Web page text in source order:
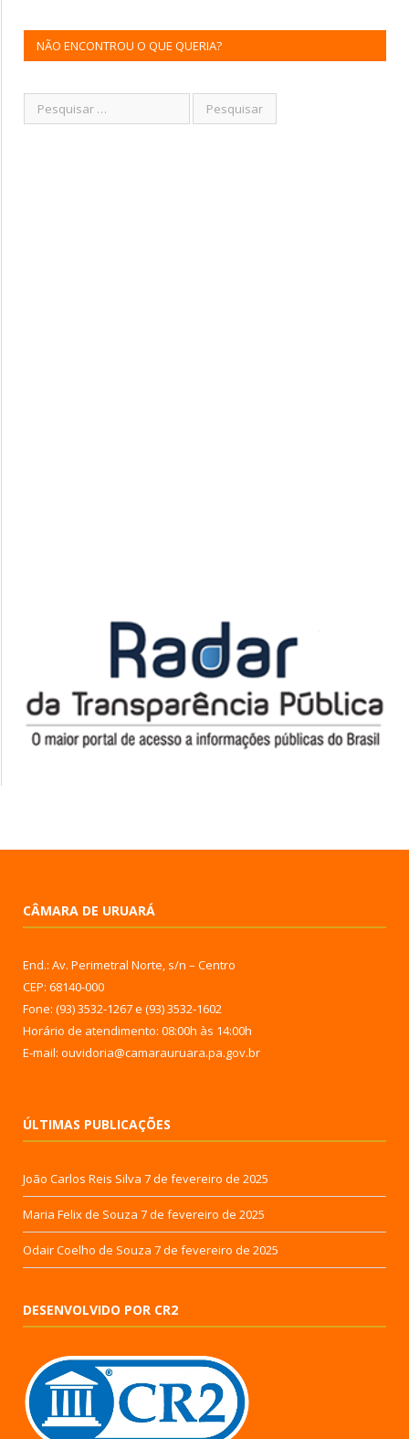
NÃO ENCONTROU O QUE QUERIA?
CÂMARA DE URUARÁ
End.: Av. Perimetral Norte, s/n – Centro
CEP: 68140-000
Fone: (93) 3532-1267 e (93) 3532-1602
Horário de atendimento: 08:00h às 14:00h
E-mail: ouvidoria@camarauruara.pa.gov.br
ÚLTIMAS PUBLICAÇÕES
João Carlos Reis Silva 7 de fevereiro de 2025
Maria Felix de Souza 7 de fevereiro de 2025
Odair Coelho de Souza 7 de fevereiro de 2025
DESENVOLVIDO POR CR2